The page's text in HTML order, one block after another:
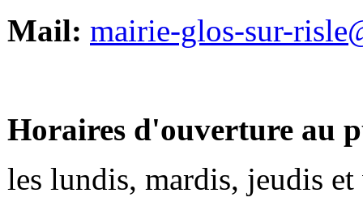
Mail: mairie-glos-sur-
Horaires d'ouverture au
les lundis, mardis, jeudis et